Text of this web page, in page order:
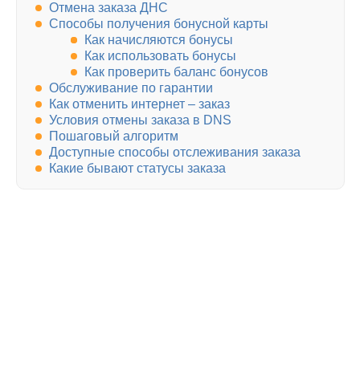
Отмена заказа ДНС
Способы получения бонусной карты
Как начисляются бонусы
Как использовать бонусы
Как проверить баланс бонусов
Обслуживание по гарантии
Как отменить интернет – заказ
Условия отмены заказа в DNS
Пошаговый алгоритм
Доступные способы отслеживания заказа
Какие бывают статусы заказа